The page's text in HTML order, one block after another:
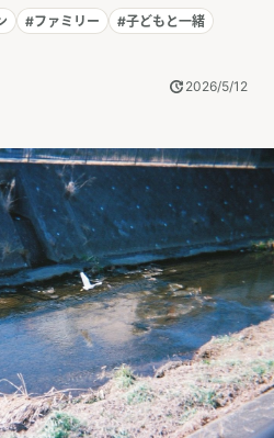
#ファミリー
#子どもと一緒
2026/5/12